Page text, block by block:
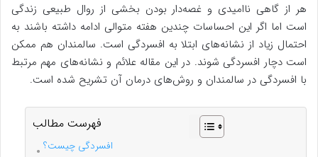
هر از گاهی ناامیدی و غصه‌دار بودن بخشی از روال طبیعی زندگی
است اما اگر این احساسات چندین هفته متوالی ادامه داشته باشند به
احتمال زیاد از نشانه‌های ابتلا به افسردگی است. سالمندان هم ممکن
است دچار افسردگی شوند. در این مقاله علائم و نشانه‌های مهم مرتبط
با افسردگی در سالمندان و روش‌های درمان آن تشریح شده است.
فهرست مطالب
افسردگی چیست؟